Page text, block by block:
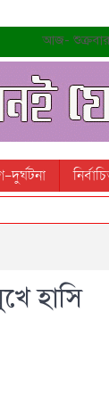
আজ- শুক্রবার
দুর্ঘটনা
হাসি